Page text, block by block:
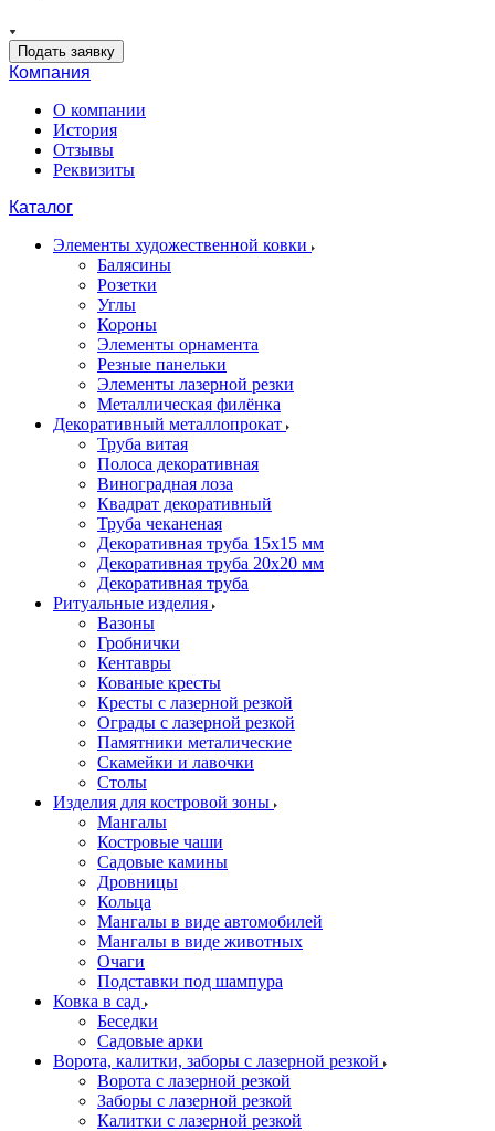
Подать заявку
Компания
О компании
История
Отзывы
Реквизиты
Каталог
Элементы художественной ковки
Балясины
Розетки
Углы
Короны
Элементы орнамента
Резные панельки
Элементы лазерной резки
Металлическая филёнка
Декоративный металлопрокат
Труба витая
Полоса декоративная
Виноградная лоза
Квадрат декоративный
Труба чеканеная
Декоративная труба 15х15 мм
Декоративная труба 20х20 мм
Декоративная труба
Ритуальные изделия
Вазоны
Гробнички
Кентавры
Кованые кресты
Кресты с лазерной резкой
Ограды с лазерной резкой
Памятники металические
Скамейки и лавочки
Столы
Изделия для костровой зоны
Мангалы
Костровые чаши
Садовые камины
Дровницы
Кольца
Мангалы в виде автомобилей
Мангалы в виде животных
Очаги
Подставки под шампура
Ковка в сад
Беседки
Садовые арки
Ворота, калитки, заборы с лазерной резкой
Ворота с лазерной резкой
Заборы с лазерной резкой
Калитки с лазерной резкой